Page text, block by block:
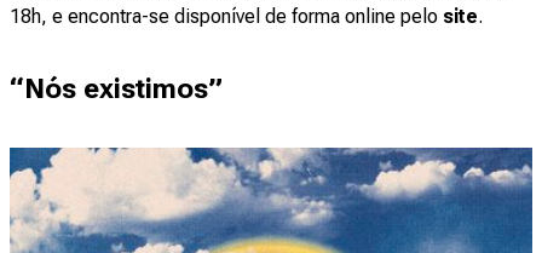
18h, e encontra-se disponível de forma online pelo site.
“Nós existimos”